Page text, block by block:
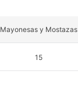
Mayonesas y Mostazas
15